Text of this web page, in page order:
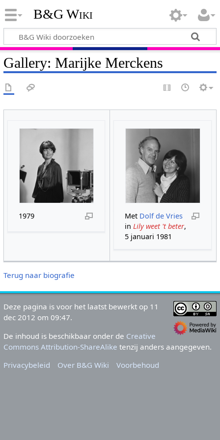
B&G Wiki
Gallery: Marijke Merckens
1979 Met Dolf de Vries
inLily weet 't beter,
5 januari 1981
Terug naar biografie
Deze pagina is voor het laatst bewerkt op 11
dec 2012 om 09:47.
De inhoud is beschikbaar onder de Creative
Commons Attribution-ShareAlike tenzij anders aangegeven.
Privacybeleid
Over B&G Wiki Voorbehoud